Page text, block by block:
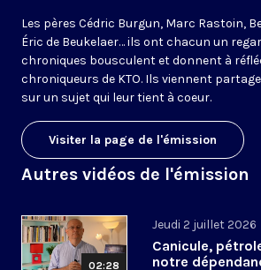
Les pères Cédric Burgun, Marc Rastoin,
Éric de Beukelaer… ils ont chacun un
chroniques bousculent et donnent à
chroniqueurs de KTO. Ils viennent
sur un sujet qui leur tient à coeur.
Visiter la page de l'émission
Autres vidéos de l'émission
02:28
Jeudi 2 juillet 2026
Canicule,
notre